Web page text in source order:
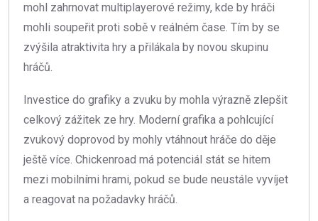
mohl zahrnovat multiplayerové režimy, kde by hráči
mohli soupeřit proti sobě v reálném čase. Tím by se
zvýšila atraktivita hry a přilákala by novou skupinu
hráčů.
Investice do grafiky a zvuku by mohla výrazně zlepšit
celkový zážitek ze hry. Moderní grafika a pohlcující
zvukový doprovod by mohly vtáhnout hráče do děje
ještě více. Chickenroad má potenciál stát se hitem
mezi mobilními hrami, pokud se bude neustále vyvíjet
a reagovat na požadavky hráčů.